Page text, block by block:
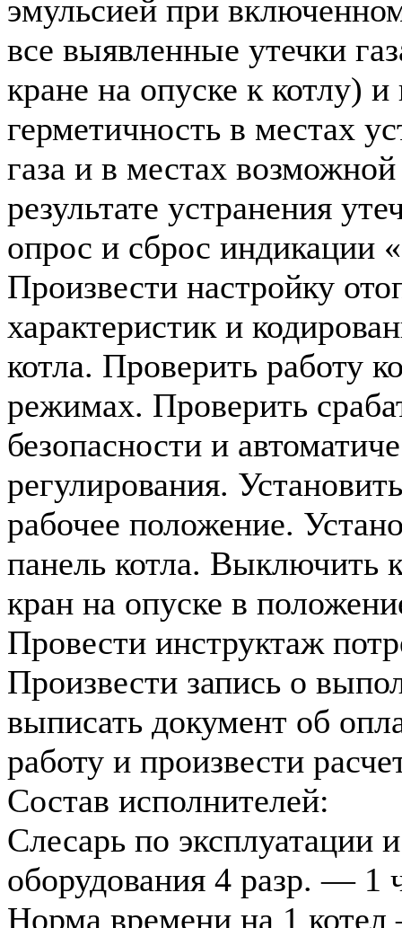
эмульсией при
все выявленные утечки
кране на опуске к котлу)
герметичность в местах
газа и в местах
результате устранения
опрос и сброс индикации
Произвести настройку
характеристик и
котла. Проверить работу
режимах. Проверить
безопасности и
регулирования.
рабочее положение.
панель котла. Выключить
кран на опуске в
Провести инструктаж
Произвести запись о
выписать документ об
работу и произвести
Состав исполнителей:
Слесарь по эксплуатации
оборудования 4 разр. — 1
Норма времени на 1